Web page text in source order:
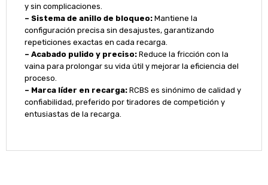
y sin complicaciones.
– Sistema de anillo de bloqueo:Mantiene la
configuración precisa sin desajustes, garantizando
repeticiones exactas en cada recarga.
– Acabado pulido y preciso:Reduce la fricción con la
vaina para prolongar su vida útil y mejorar la eficiencia del
proceso.
– Marca líder en recarga:RCBS es sinónimo de calidad y
confiabilidad, preferido por tiradores de competición y
entusiastas de la recarga.